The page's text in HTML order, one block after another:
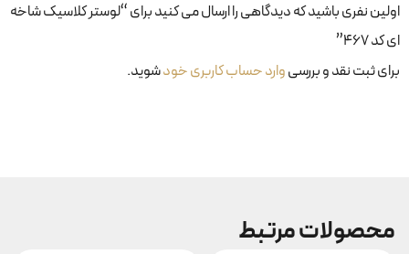
اولین نفری باشید که دیدگاهی را ارسال می کنید برای “لوستر کلاسیک شاخه
ای کد ۴۶۷”
برای ثبت نقد و بررسیوارد حساب کاربری خودشوید.
محصولات مرتبط